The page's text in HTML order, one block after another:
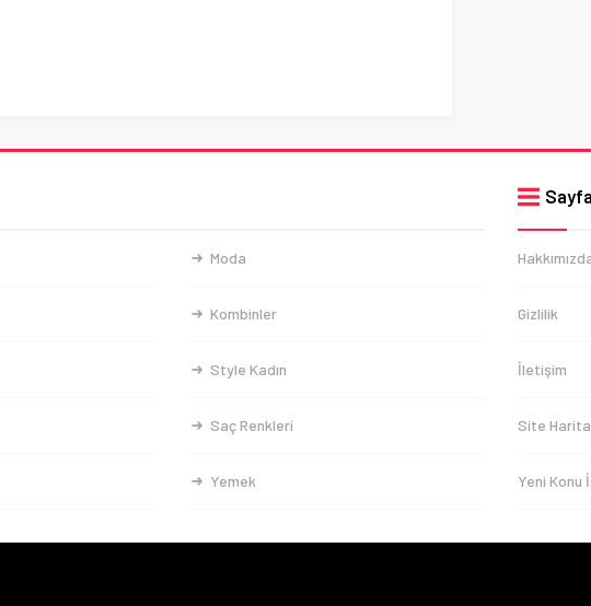
Moda
Kombinler
Style Kadın
Saç Renkleri
Yemek
Gizlilik
İletişim
Site
Yeni Konu